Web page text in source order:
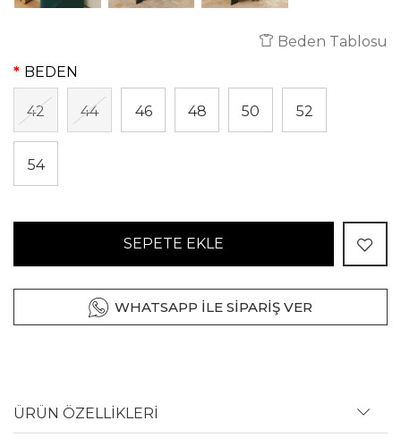
Beden Tablosu
BEDEN
42 44 46 48 50 52
54
SEPETE EKLE
WHATSAPP İLE SİPARİŞ VER
ÜRÜN ÖZELLİKLERİ